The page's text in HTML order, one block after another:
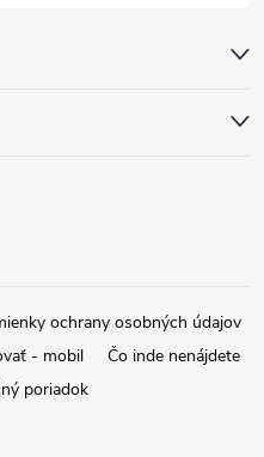
ochrany osobných údajov
- mobil
Čo inde nenájdete
poriadok